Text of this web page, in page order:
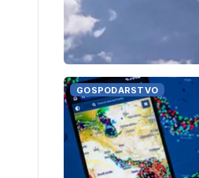
GOSPODARSTVO